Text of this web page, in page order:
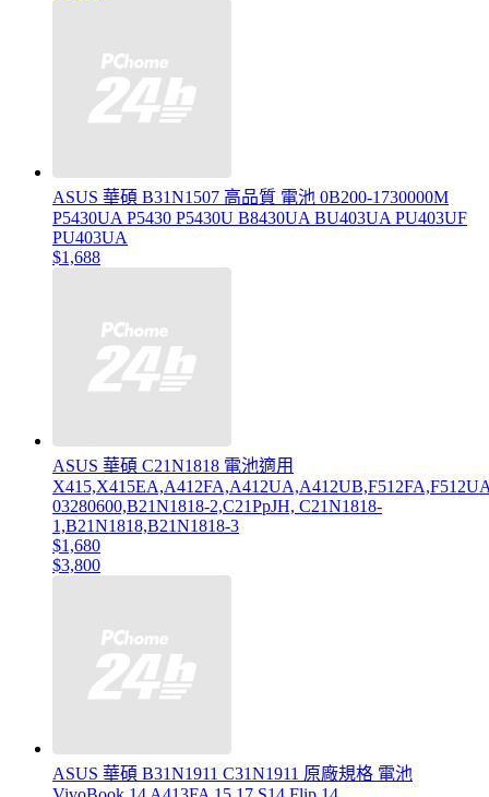
ASUS 華碩 B31N1507 高品質 電池 0B200-1730000M
P5430UA P5430 P5430U B8430UA BU403UA PU403UF
PU403UA
$1,688
ASUS 華碩 C21N1818 電池適用
03280600,B21N1818-2,C21PpJH, C21N1818-
1,B21N1818,B21N1818-3
$1,680
$3,800
ASUS 華碩 B31N1911 C31N1911 原廠規格 電池